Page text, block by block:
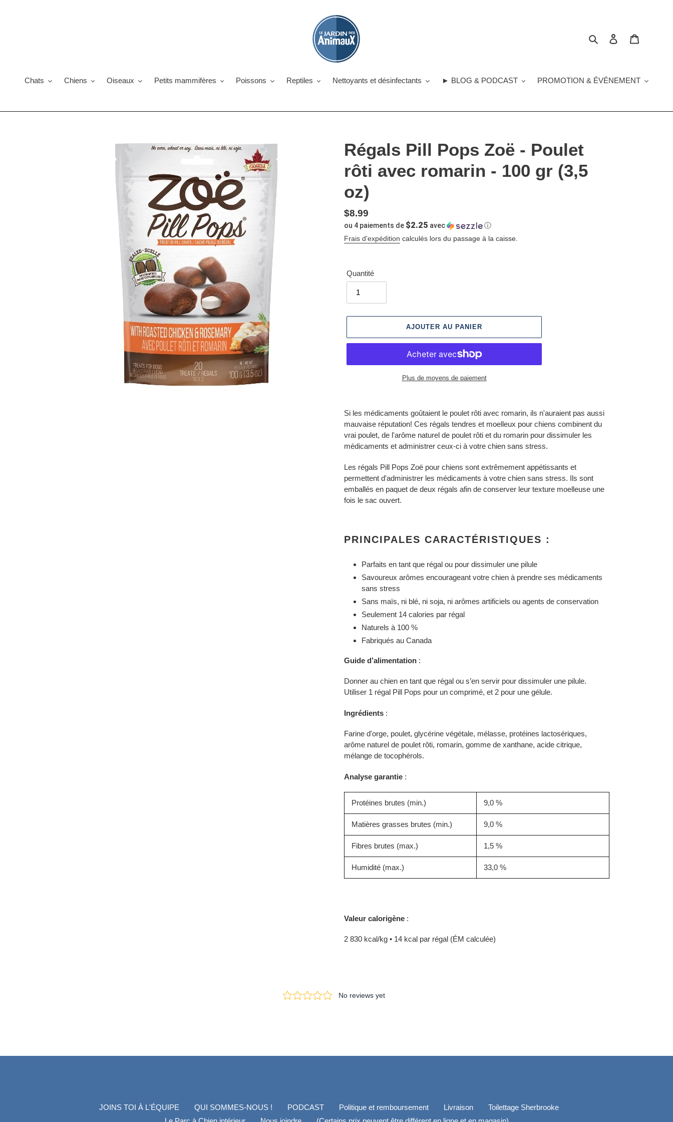
RechercherSe connecter
Chats Chiens Oiseaux Petits mammifères Poissons Reptiles Nettoyants et désinfectants ► BLOG & PODCAST PROMOTION & ÉVÉNEMENT
Régals Pill Pops Zoë - Poulet
rôti avec romarin - 100 gr (3,5
oz)
Prix
normal
$8.99
ou 4 paiements de $2.25 avec
ⓘ
Frais d'expédition calculés lors du passage à la caisse.
Quantité
AJOUTER AU PANIER
Plus de moyens de paiement
d'un
votre
Si les médicaments goûtaient le poulet rôti avec romarin, ils n'auraient pas aussi
mauvaise réputation! Ces régals tendres et moelleux pour chiens combinent du
vrai poulet, de l'arôme naturel de poulet rôti et du romarin pour dissimuler les
médicaments et administrer ceux-ci à votre chien sans stress.
Les régals Pill Pops Zoë pour chiens sont extrêmement appétissants et
permettent d'administrer les médicaments à votre chien sans stress. Ils sont
emballés en paquet de deux régals afin de conserver leur texture moelleuse une
fois le sac ouvert.
PRINCIPALES CARACTÉRISTIQUES :
Parfaits en tant que régal ou pour dissimuler une pilule
Savoureux arômes encourageant votre chien à prendre ses médicaments
sans stress
Sans maïs, ni blé, ni soja, ni arômes artificiels ou agents de conservation
Seulement 14 calories par régal
Naturels à 100 %
Fabriqués au Canada
Guide d’alimentation :
Donner au chien en tant que régal ou s’en servir pour dissimuler une pilule.
Utiliser 1 régal Pill Pops pour un comprimé, et 2 pour une gélule.
Ingrédients :
Farine d'orge, poulet, glycérine végétale, mélasse, protéines lactosériques,
arôme naturel de poulet rôti, romarin, gomme de xanthane, acide citrique,
mélange de tocophérols.
Analyse garantie :
Protéines brutes (min.) 9,0 %
Matières grasses brutes (min.) 9,0 %
Fibres brutes (max.) 1,5 %
Humidité (max.) 33,0 %
Valeur calorigène :
2 830 kcal/kg • 14 kcal par régal (ÉM calculée)
JOINS TOI À L'ÉQUIPE QUI SOMMES-NOUS ! PODCAST Politique et remboursement Livraison
Toilettage Sherbrooke